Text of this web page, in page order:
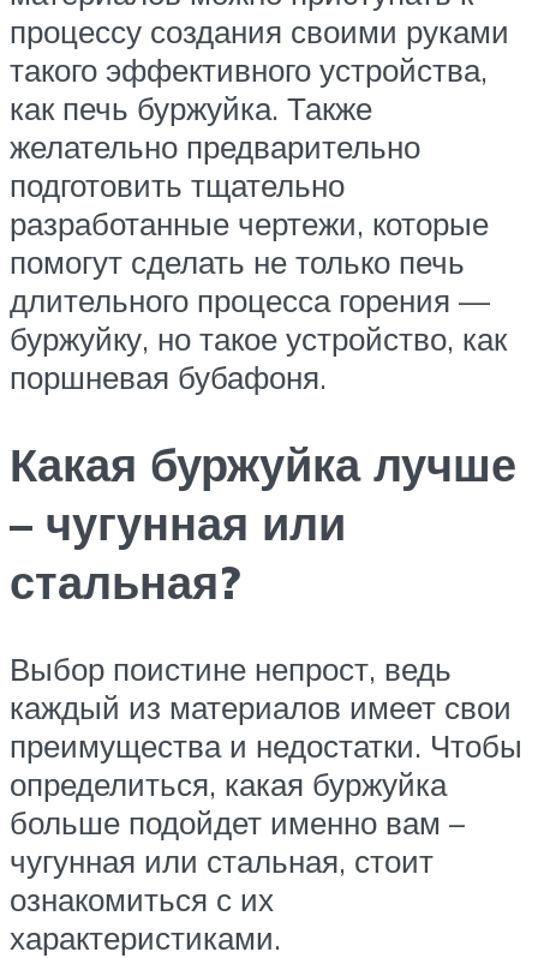
процессу создания своими руками
такого эффективного устройства,
как печь буржуйка. Также
желательно предварительно
подготовить тщательно
разработанные чертежи, которые
помогут сделать не только печь
длительного процесса горения —
буржуйку, но такое устройство, как
поршневая бубафоня.
Какая буржуйка лучше
– чугунная или
стальная?
Выбор поистине непрост, ведь
каждый из материалов имеет свои
преимущества и недостатки. Чтобы
определиться, какая буржуйка
больше подойдет именно вам –
чугунная или стальная, стоит
ознакомиться с их
характеристиками.